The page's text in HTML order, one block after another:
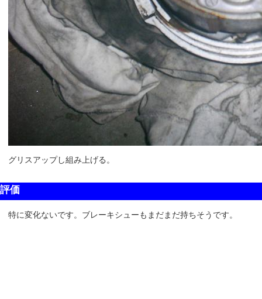
グリスアップし組み上げる。
評価
特に変化ないです。ブレーキシューもまだまだ持ちそうです。